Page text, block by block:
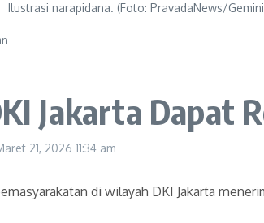
Ilustrasi narapidana. (Foto: PravadaNews/Gemini
Jakarta Dapat
21, 2026 11:34 am
di wilayah DKI Jakarta